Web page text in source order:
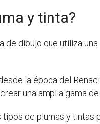
y tinta?
de dibujo que utiliza
la época del
una amplia gama
de plumas y